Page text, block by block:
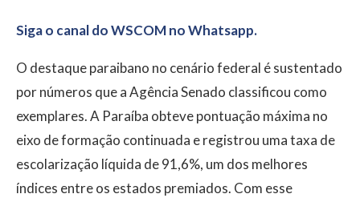
Siga o canal do WSCOM no Whatsapp.
O destaque paraibano no cenário federal é sustentado
por números que a Agência Senado classificou como
exemplares. A Paraíba obteve pontuação máxima no
eixo de formação continuada e registrou uma taxa de
escolarização líquida de 91,6%, um dos melhores
índices entre os estados premiados. Com esse